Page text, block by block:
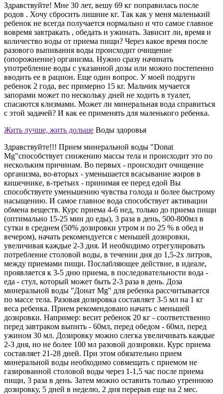
Здравствуйте! Мне 30 лет, вешу 69 кг поправилась после
родов . Хочу сбросить лишние кг. Так как у меня маленький
ребенок не всегда получается нормально и что самое главное
вовремя завтракать , обедать и ужинать. Зависит ли, время и
количество воды от приема пищи? Через какое время после
разового выпивания воды происходит очищение
(опорожнение) организма. Нужно сразу начинать
употребление воды с указанной дозы или можно постепенно
вводить ее в рацион. Еще один вопрос. У моей подруги
ребенок 2 года, вес примерно 15 кг. Мальчик мучается
запорами может по нескольку дней не ходить в туалет,
спасаются клизмами. Может ли минеральная вода справиться
с этой задачей? И как ее применять для маленького ребенка.
Жить лучше, жить дольше Воды здоровья
Здравствуйте!!! Прием минеральной воды "Donat
Mg"способствует снижению массы тела и происходит это по
нескольким причинам. Во первых - происходит очищение
организма, во-вторых - уменьшается всасывание жиров в
кишечнике, в-третьих - принимая ее перед едой Вы
способствуете уменьшению чувства голода и более быстрому
насыщению. И самое главное вода способствует активации
обмена веществ. Курс приема 4-6 нед, только до приема пищи
(оптимально 15-25 мин до еды), 3 раза в день, 500-800мл в
сутки в среднем (50% дозировки утром и по 25 % в обед и
вечером), начать рекомендуется с меньшей дозировки,
увеличивая каждые 2-3 дня. И необходимо отрегулировать
потребление столовой воды, в течении дня до 1,5-2х литров,
между приемами пищи. Послабляющее действие, в идеале,
проявляется к 3-5 дню приема, в последовательности вода -
еда - стул, который может быть 2-3 раза в день. Доза
минеральной воды "Донат Мg" для ребенка рассчитывается
по массе тела. Разовая дозировка составляет 3-5 мл на 1 кг
веса ребенка. Прием рекомендовано начать с меньшей
дозировки. Например: весит ребенок 20 кг - соответственно
перед завтраком выпить - 60мл, перед обедом - 60мл, перед
ужином 30 мл. Дозировку можно слегка увеличивать каждые
2-3 дня, но не более 100 мл разовой дозировки. Курс приема
составляет 21-28 дней. При этом обязательно прием
минеральной воды необходимо совмещать с приемом не
газированной столовой воды через 1-1,5 час после приема
пищи, 3 раза в день. Затем можно оставить только утреннюю
дозировку, 5 дней в неделю, 2 дня перерыв еще на 2 мес.